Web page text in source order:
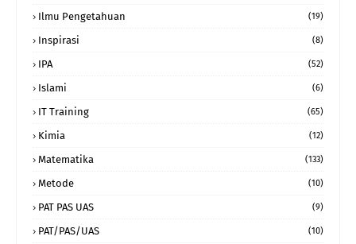
Ilmu Pengetahuan (19)
Inspirasi (8)
IPA (52)
Islami (6)
IT Training (65)
Kimia (12)
Matematika (133)
Metode (10)
PAT PAS UAS (9)
PAT/PAS/UAS (10)